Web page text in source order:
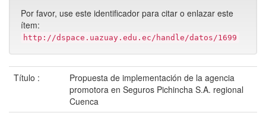
Por favor, use este identificador para citar o enlazar este
ítem:
http://dspace.uazuay.edu.ec/handle/datos/1699
Título :
Propuesta de implementación de la agencia
promotora en Seguros Pichincha S.A. regional
Cuenca